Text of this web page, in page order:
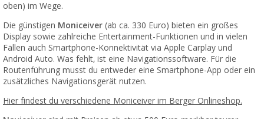
oben) im Wege.
Die günstigen Moniceiver (ab ca. 330 Euro) bieten ein großes
Display sowie zahlreiche Entertainment-Funktionen und in vielen
Fällen auch Smartphone-Konnektivität via Apple Carplay und
Android Auto. Was fehlt, ist eine Navigationssoftware. Für die
Routenführung musst du entweder eine Smartphone-App oder ein
zusätzliches Navigationsgerät nutzen.
Hier findest du verschiedene Moniceiver im Berger Onlineshop.